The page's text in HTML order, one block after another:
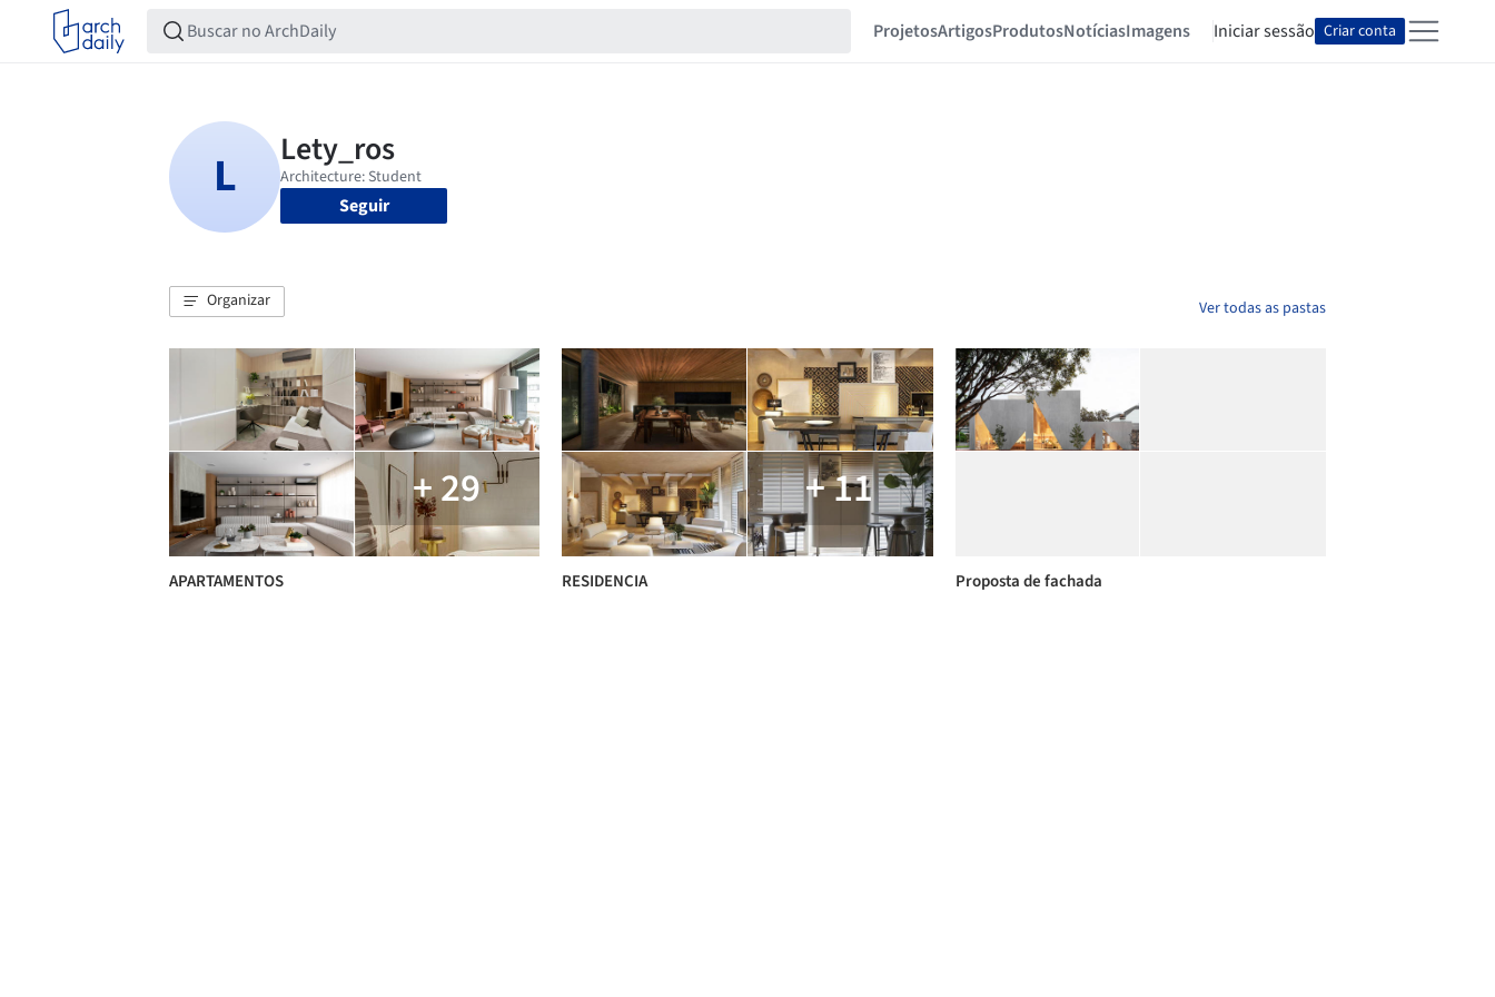
ProjetosArtigosProdutosNotíciasImagens Iniciar sessão Criar conta
Seguir
Organizar Ver todas as pastas
+ 29
APARTAMENTOS
+ 11
RESIDENCIA Proposta de fachada